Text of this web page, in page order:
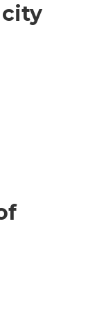
city